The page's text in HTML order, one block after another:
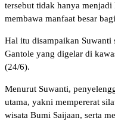
tersebut tidak hanya
membawa manfaat besar
Hal itu disampaikan Suwanti
Gantole yang digelar di
(24/6).
Menurut Suwanti,
utama, yakni mempererat
wisata Bumi Saijaan, serta